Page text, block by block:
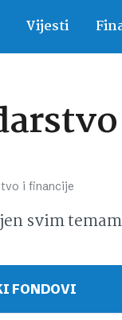
Vijesti
i financije
svim
FONDOVI